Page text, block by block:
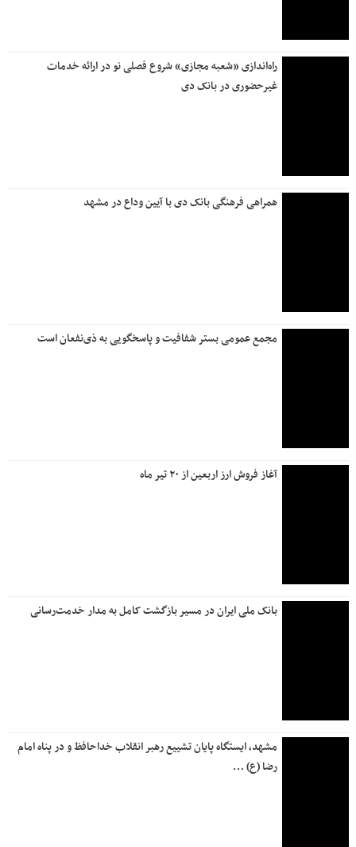
راه‌اندازی «شعبه مجازی» شروع فصلی نو در ارائه خدمات
غیرحضوری در بانک دی
همراهی فرهنگی بانک دی با آیین وداع در مشهد
مجمع عمومی بستر شفافیت و پاسخگویی به ذی‌نفعان است
آغاز فروش ارز اربعین از ۲۰ تیر ماه
بانک ملی ایران در مسیر بازگشت کامل به مدار خدمت‌رسانی
مشهد، ایستگاه پایان تشییع رهبر انقلاب خداحافظ و در پناه امام
رضا (ع) …